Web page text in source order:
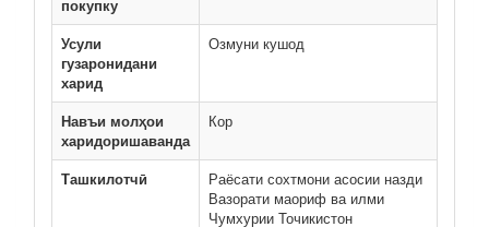
покупку
Усули
гузаронидани
харид
Озмуни кушод
Навъи молҳои
харидоришаванда
Кор
Ташкилотчӣ
Раёсати сохтмони асосии назди
Вазорати маориф ва илми
Чумхурии Точикистон